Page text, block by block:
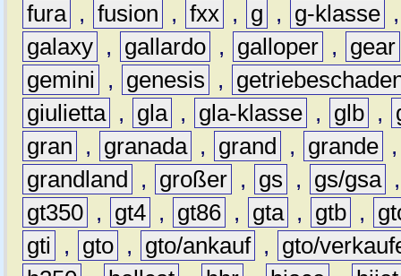
fura , fusion , fxx , g , g-klasse
galaxy , gallardo , galloper ,
gear
gemini
, genesis ,
giulietta , gla , gla-klasse , glb ,
gran
, granada , grand , grande
grandland
, großer , gs , gs/gsa
gt350 , gt4 , gt86 , gta , gtb ,
gti
, gto , gto/ankauf ,
gto/